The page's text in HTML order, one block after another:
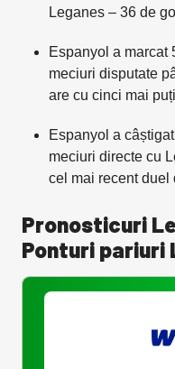
Leganes – 36 de
Espanyol a marcat
meciuri disputate
are cu cinci mai
Espanyol a
meciuri directe cu
cel mai recent duel
Pronosticuri
Ponturi pariuri